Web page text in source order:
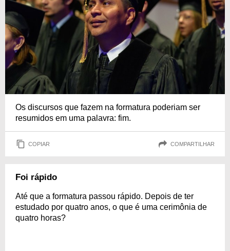
Os discursos que fazem na formatura poderiam ser
resumidos em uma palavra: fim.
COPIAR COMPARTILHAR
Foi rápido
Até que a formatura passou rápido. Depois de ter
estudado por quatro anos, o que é uma cerimônia de
quatro horas?